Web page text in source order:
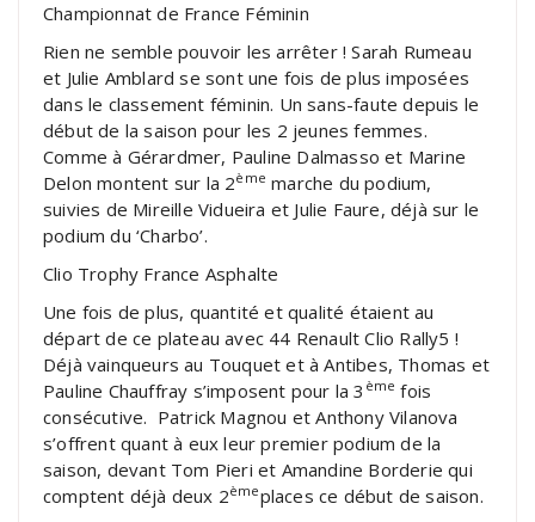
Championnat de France Féminin
Rien ne semble pouvoir les arrêter ! Sarah Rumeau
et Julie Amblard se sont une fois de plus imposées
dans le classement féminin. Un sans-faute depuis le
début de la saison pour les 2 jeunes femmes.
Comme à Gérardmer, Pauline Dalmasso et Marine
Delon montent sur la 2ème marche du podium,
suivies de Mireille Vidueira et Julie Faure, déjà sur le
podium du ‘Charbo’.
Clio Trophy France Asphalte
Une fois de plus, quantité et qualité étaient au
départ de ce plateau avec 44 Renault Clio Rally5 !
Déjà vainqueurs au Touquet et à Antibes, Thomas et
Pauline Chauffray s’imposent pour la 3 ème fois
consécutive. Patrick Magnou et Anthony Vilanova
s’offrent quant à eux leur premier podium de la
saison, devant Tom Pieri et Amandine Borderie qui
comptent déjà deux 2èmeplaces ce début de saison.